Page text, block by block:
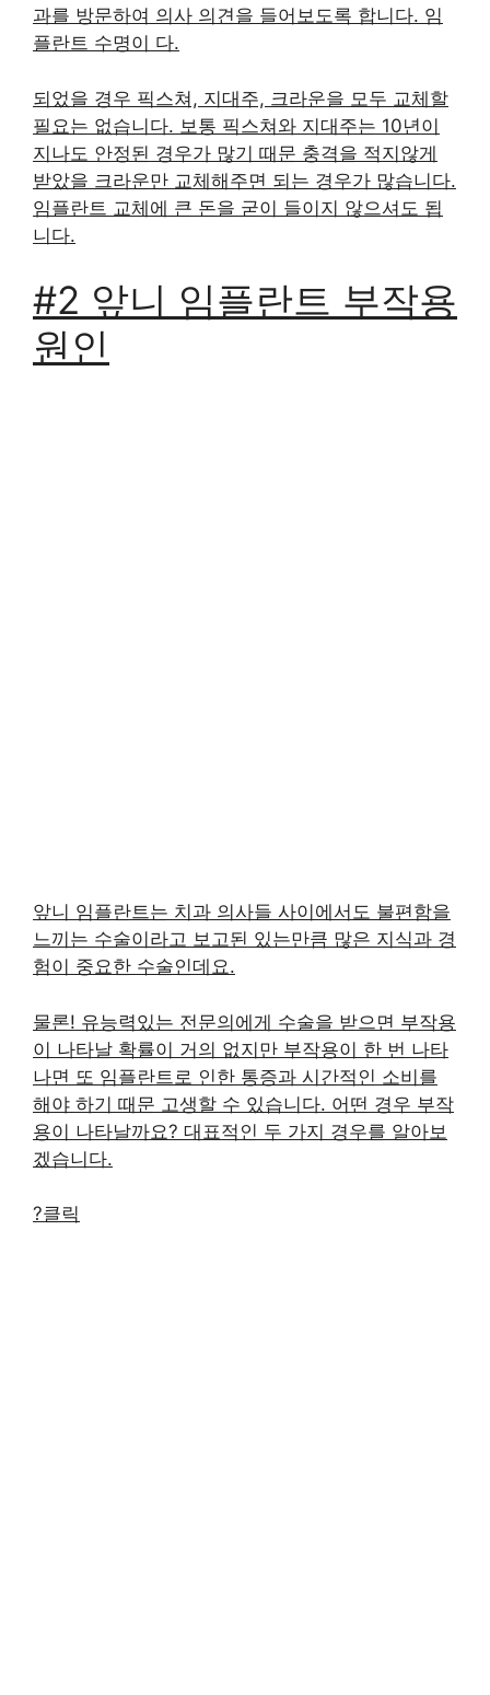
과를 방문하여 의사 의견을 들어보도록 합니다. 임
플란트 수명이 다.
되었을 경우 픽스쳐, 지대주, 크라운을 모두 교체할
필요는 없습니다. 보통 픽스쳐와 지대주는 10년이
지나도 안정된 경우가 많기 때문 충격을 적지않게
받았을 크라운만 교체해주면 되는 경우가 많습니다.
임플란트 교체에 큰 돈을 굳이 들이지 않으셔도 됩
니다.
#2 앞니 임플란트 부작용
원인
앞니 임플란트는 치과 의사들 사이에서도 불편함을
느끼는 수술이라고 보고된 있는만큼 많은 지식과 경
험이 중요한 수술인데요.
물론! 유능력있는 전문의에게 수술을 받으면 부작용
이 나타날 확률이 거의 없지만 부작용이 한 번 나타
나면 또 임플란트로 인한 통증과 시간적인 소비를
해야 하기 때문 고생할 수 있습니다. 어떤 경우 부작
용이 나타날까요? 대표적인 두 가지 경우를 알아보
겠습니다.
?클릭